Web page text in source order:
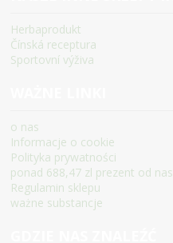
Herbaprodukt
Čínská receptura
Sportovní výživa
o nas
Informacje o cookie
Polityka prywatności
ponad 688,47 zl prezent od nas
Regulamin sklepu
ważne substancje